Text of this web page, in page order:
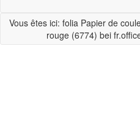
Vous êtes ici: folia Papier de
rouge (6774) bei